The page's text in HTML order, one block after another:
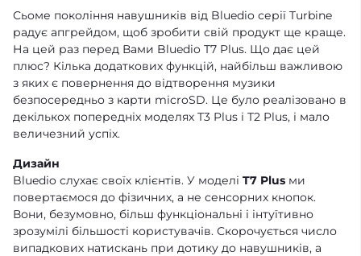
Сьоме покоління навушників від Bluedio серії Turbine
радує апгрейдом, щоб зробити свій продукт ще краще.
На цей раз перед Вами Bluedio T7 Plus. Що дає цей
плюс? Кілька додаткових функцій, найбільш важливою
з яких є повернення до відтворення музики
безпосередньо з карти microSD. Це було реалізовано в
декількох попередніх моделях T3 Plus і T2 Plus, і мало
величезний успіх.
Дизайн
Bluedio слухає своїх клієнтів. У моделі T7 Plus ми
повертаємося до фізичних, а не сенсорних кнопок.
Вони, безумовно, більш функціональні і інтуїтивно
зрозумілі більшості користувачів. Скорочується число
випадкових натискань при дотику до навушників, а